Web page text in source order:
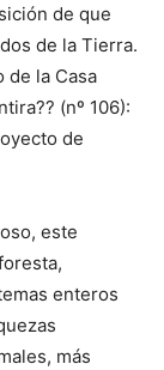
de que
de la Tierra.
de la Casa
(nº 106):
de
este
enteros
más